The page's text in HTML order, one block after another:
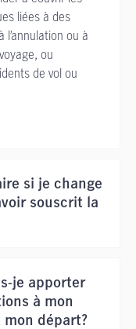
liées à des
l’annulation ou à
ou
de vol ou
si je change
souscrit la
je apporter
à mon
départ?